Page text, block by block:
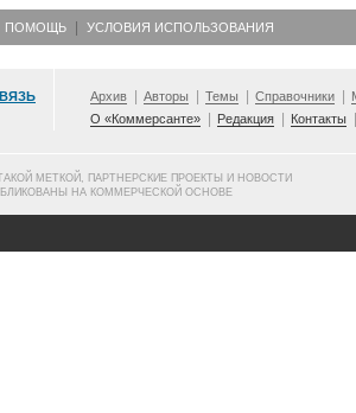
ПОМОЩЬ УСЛОВИЯ ИСПОЛЬЗОВАНИЯ
Архив Авторы Темы Справочники
О «Коммерсанте»
Редакция Контакты
МЕТКОЙ, ПАРТНЕРСКИЕ ПРОЕКТЫ И НОВОСТИ
НА КОММЕРЧЕСКОЙ ОСНОВЕ